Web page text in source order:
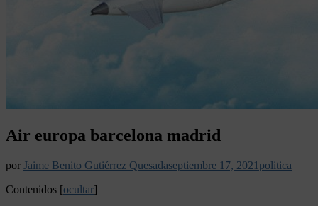
Air europa barcelona madrid
por Jaime Benito Gutiérrez Quesadaseptiembre 17, 2021 politica
Contenidos [ocultar]